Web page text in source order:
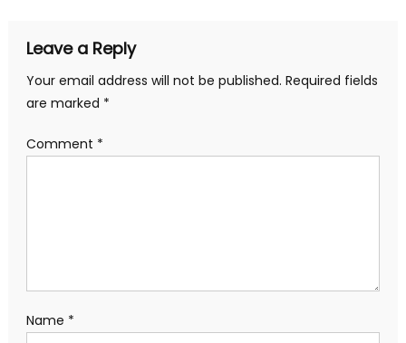
Leave a Reply
Your email address will not be published. Required fields
are marked *
Comment *
Name *